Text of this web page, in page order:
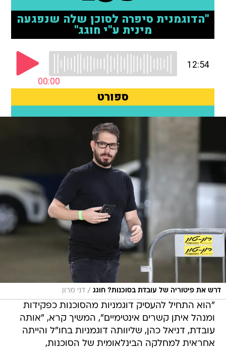
דרש את פיטוריה של עובדת בסוכנות? חוגג / דני מרון
"הוא התחיל להעסיק דוגמניות מהסוכנות כפקידות
ומנהל איתן קשרים אינטימיים", המשיך קרא, "אותה
עובדת, דניאל כהן, שליוותה דוגמניות בחו"ל והייתה
אחראית למחלקה הבינלאומית של הסוכנות,